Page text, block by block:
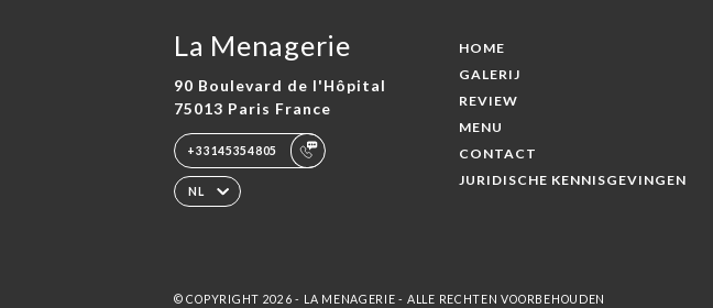
La Menagerie
90 Boulevard de l'Hôpital
75013 Paris France
+33145354805
NL
HOME
GALERIJ
REVIEW
MENU
CONTACT
JURIDISCHE KENNISGEVINGEN
© COPYRIGHT 2026 - LA MENAGERIE - ALLE RECHTEN VOORBEHOUDEN